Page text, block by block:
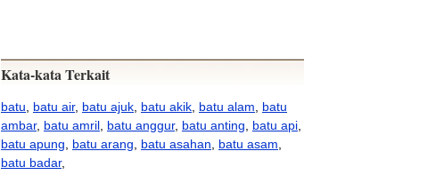
Kata-kata Terkait
batu batu air, batu ajuk batu akik batu alam
batu
ambar, batu amril batu anggur, batu anting batu api
batu apung
batu arang batu asahan batu asam
batu badar,